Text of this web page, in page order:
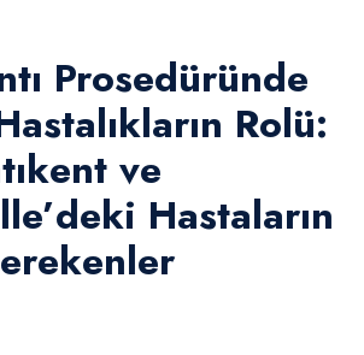
Prosedüründe
Rolü:
ve
Hastaların